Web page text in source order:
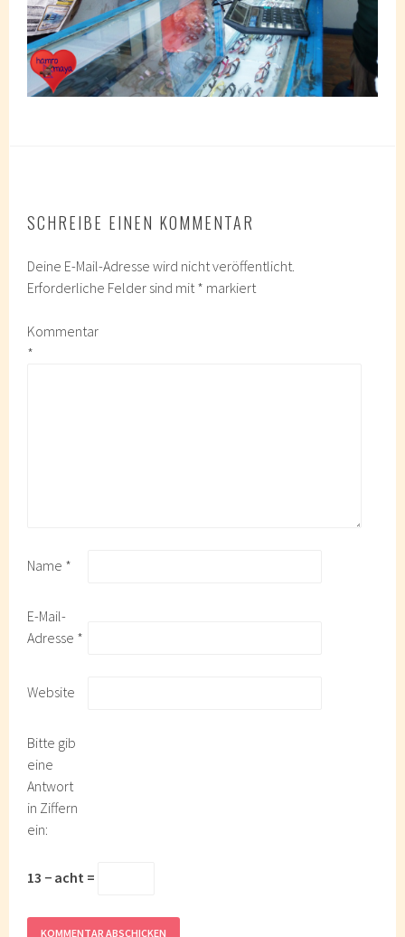
SCHREIBE EINEN KOMMENTAR
Deine E-Mail-Adresse wird nicht veröffentlicht.
Erforderliche Felder sind mit* markiert
Kommentar
*
Name *
E-Mail-
Adresse *
Website
Bitte gib
eine
Antwort
in Ziffern
ein:
13 − acht =